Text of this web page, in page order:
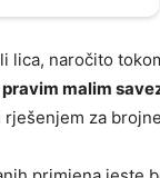
lica, naročito
malim
za